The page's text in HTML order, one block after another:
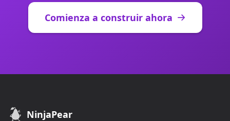
Comienza a construir ahora
NinjaPear